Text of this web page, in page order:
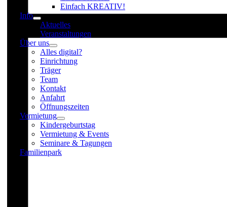
Einfach KREATIV!
Info
Aktuelles
Veranstaltungen
Über uns
Alles digital?
Einrichtung
Träger
Team
Kontakt
Anfahrt
Öffnungszeiten
Vermietung
Kindergeburtstag
Vermietung & Events
Seminare & Tagungen
Familienpark